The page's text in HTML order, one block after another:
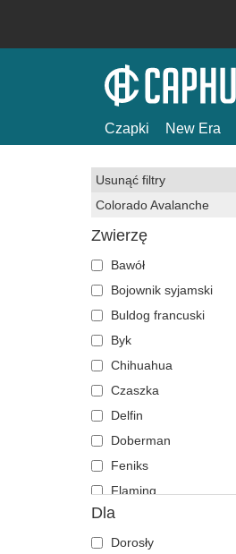
Czapki New Era
Usunąć filtry
Colorado Avalanche
Zwierzę
Bawół
Bojownik syjamski
Buldog francuski
Byk
Chihuahua
Czaszka
Delfin
Doberman
Feniks
Flaming
Foka
Gepard
Dla
Dorosły